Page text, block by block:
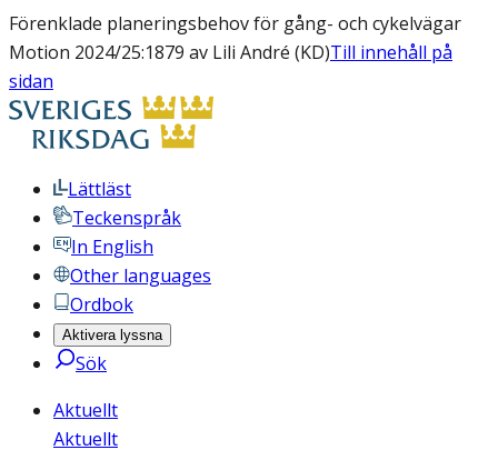
Förenklade planeringsbehov för gång- och cykelvägar
Motion 2024/25:1879 av Lili André (KD)Till innehåll på
sidan
Lättläst
Teckenspråk
In English
Other languages
Ordbok
Aktivera lyssna
Sök
Aktuellt
Aktuellt